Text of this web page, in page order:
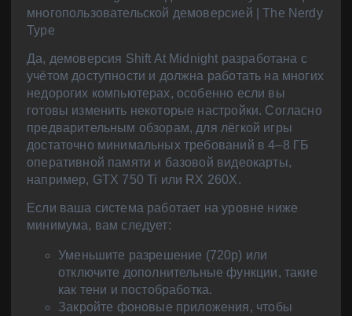
Да, демоверсия Shift At Midnight разработана с
учётом доступности и должна работать на многих
недорогих компьютерах, особенно если вы
готовы изменить некоторые настройки. Согласно
предварительным обзорам, для лёгкой игры
достаточно минимальных требований в 4–8 ГБ
оперативной памяти и базовой видеокарты,
например, GTX 750 Ti или RX 260X.
Если ваша система работает на уровне ниже
минимума, вам следует:
Уменьшите разрешение (720p) или
отключите дополнительные функции, такие
как тени и постобработка.
Закройте фоновые приложения, чтобы